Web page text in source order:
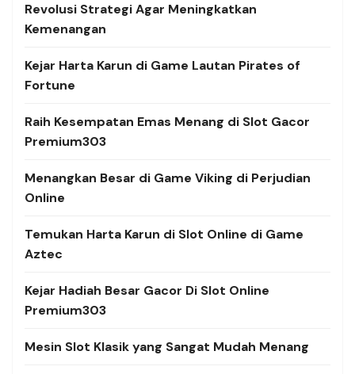
Revolusi Strategi Agar Meningkatkan
Kemenangan
Kejar Harta Karun di Game Lautan Pirates of
Fortune
Raih Kesempatan Emas Menang di Slot Gacor
Premium303
Menangkan Besar di Game Viking di Perjudian
Online
Temukan Harta Karun di Slot Online di Game
Aztec
Kejar Hadiah Besar Gacor Di Slot Online
Premium303
Mesin Slot Klasik yang Sangat Mudah Menang